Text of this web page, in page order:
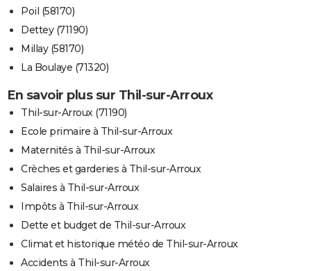
Poil (58170)
Dettey (71190)
Millay (58170)
La Boulaye (71320)
En savoir plus sur Thil-sur-Arroux
Thil-sur-Arroux (71190)
Ecole primaire à Thil-sur-Arroux
Maternités à Thil-sur-Arroux
Crèches et garderies à Thil-sur-Arroux
Salaires à Thil-sur-Arroux
Impôts à Thil-sur-Arroux
Dette et budget de Thil-sur-Arroux
Climat et historique météo de Thil-sur-Arroux
Accidents à Thil-sur-Arroux